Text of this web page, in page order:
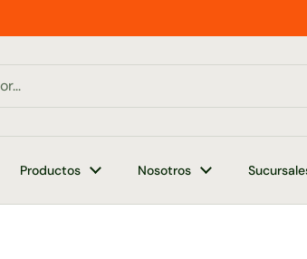
Productos Nosotros